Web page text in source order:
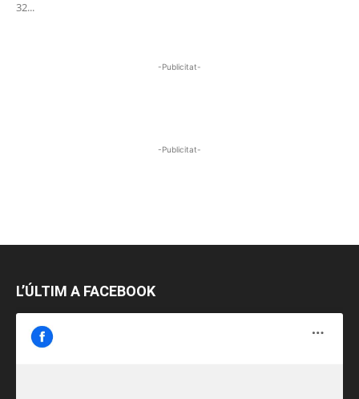
32...
-Publicitat-
-Publicitat-
L’ÚLTIM A FACEBOOK